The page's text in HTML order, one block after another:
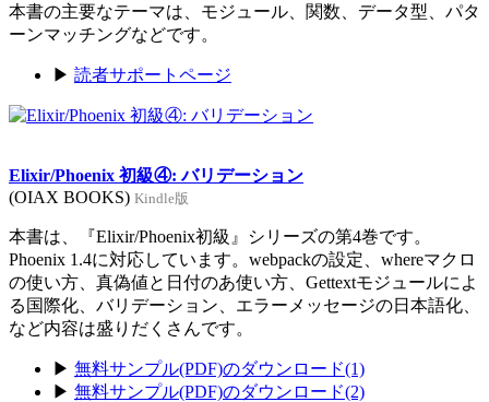
本書の主要なテーマは、モジュール、関数、データ型、パタ
ーンマッチングなどです。
▶ 読者サポートページ
Elixir/Phoenix 初級④: バリデーション
(OIAX BOOKS) Kindle版
本書は、『Elixir/Phoenix初級』シリーズの第4巻です。
Phoenix 1.4に対応しています。webpackの設定、whereマクロ
の使い方、真偽値と日付のあ使い方、Gettextモジュールによ
る国際化、バリデーション、エラーメッセージの日本語化、
など内容は盛りだくさんです。
▶ 無料サンプル(PDF)のダウンロード(1)
▶ 無料サンプル(PDF)のダウンロード(2)